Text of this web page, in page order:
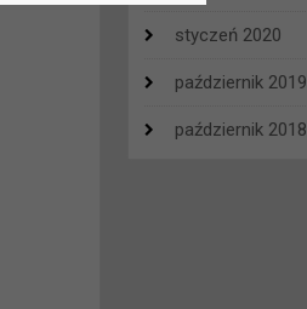
styczeń 2020
październik 2019
październik 2018